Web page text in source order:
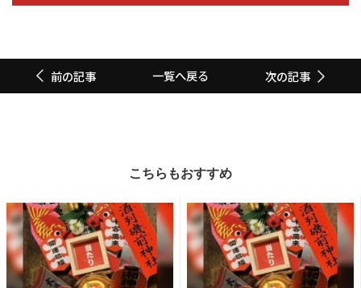
前の記事 一覧へ戻る 次の記事
こちらもおすすめ